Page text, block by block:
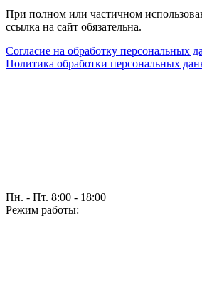
При полном или частичном
ссылка на сайт обязательна.
Согласие на обработку персональных
Политика обработки персональных
Пн. - Пт. 8:00 - 18:00
Режим работы: